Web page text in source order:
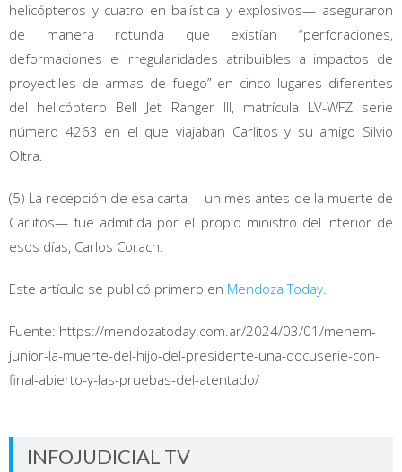
helicópteros y cuatro en balística y explosivos— aseguraron
de manera rotunda que existían “perforaciones,
deformaciones e irregularidades atribuibles a impactos de
proyectiles de armas de fuego” en cinco lugares diferentes
del helicóptero Bell Jet Ranger III, matrícula LV-WFZ serie
número 4263 en el que viajaban Carlitos y su amigo Silvio
Oltra.
(5) La recepción de esa carta —un mes antes de la muerte de
Carlitos— fue admitida por el propio ministro del Interior de
esos días, Carlos Corach.
Este artículo se publicó primero en Mendoza Today.
Fuente: https://mendozatoday.com.ar/2024/03/01/menem-
junior-la-muerte-del-hijo-del-presidente-una-docuserie-con-
final-abierto-y-las-pruebas-del-atentado/
INFOJUDICIAL TV